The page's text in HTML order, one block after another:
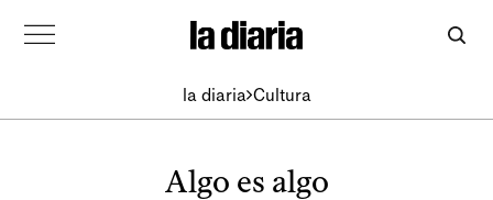
la diaria Cultura
Algo es algo